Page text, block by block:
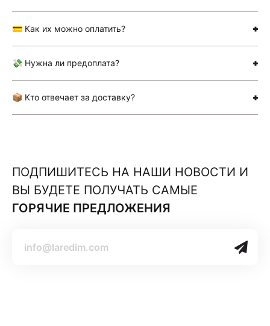
💳 Как их можно оплатить?
💸 Нужна ли предоплата?
📦 Кто отвечает за доставку?
ПОДПИШИТЕСЬ НА НАШИ НОВОСТИ И
ВЫ БУДЕТЕ ПОЛУЧАТЬ САМЫЕ
ГОРЯЧИЕ ПРЕДЛОЖЕНИЯ